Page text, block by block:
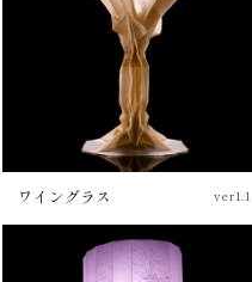
ワイングラス ver1.1